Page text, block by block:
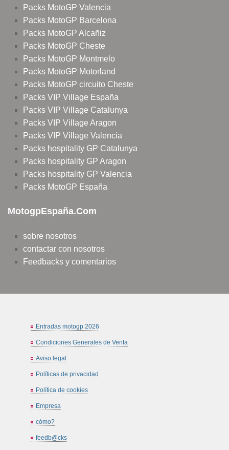
Packs MotoGP Valencia
Packs MotoGP Barcelona
Packs MotoGP Alcañiz
Packs MotoGP Cheste
Packs MotoGP Montmelo
Packs MotoGP Motorland
Packs MotoGP circuito Cheste
Packs VIP Village España
Packs VIP Village Catalunya
Packs VIP Village Aragon
Packs VIP Village Valencia
Packs hospitality GP Catalunya
Packs hospitality GP Aragon
Packs hospitality GP Valencia
Packs MotoGP España
MotogpEspaña.com
sobre nosotros
contactar con nosotros
Feedbacks y comentarios
Entradas motogp 2026
Condiciones Generales de Venta
Aviso legal
Políticas de privacidad
Política de cookies
Empresa
cómo?
feedb@cks